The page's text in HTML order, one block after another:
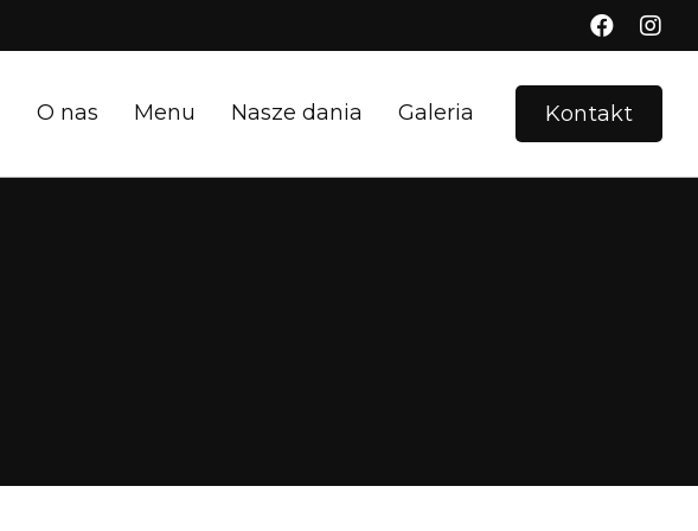
O nas Menu Nasze dania Galeria Kontakt